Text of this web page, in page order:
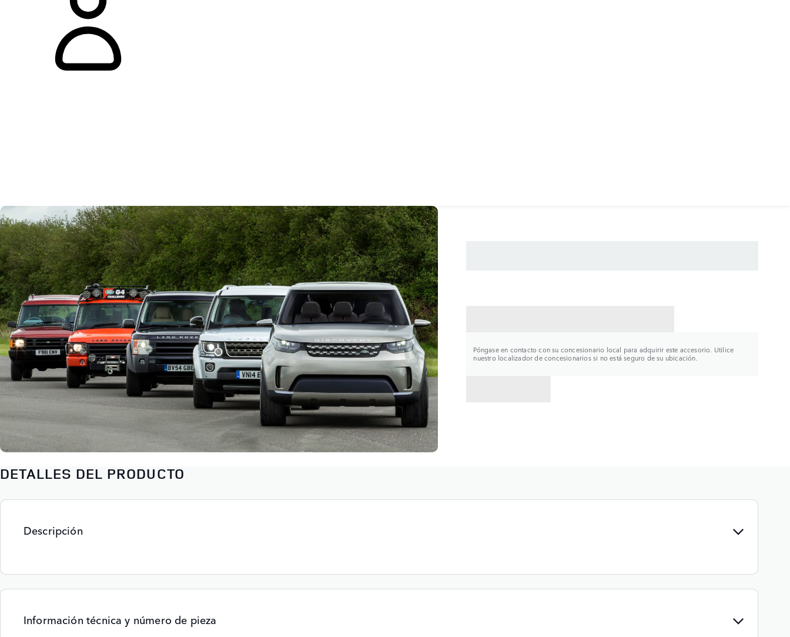
Póngase en contacto con su concesionario local para adquirir este accesorio. Utilice
nuestro localizador de concesionarios si no está seguro de su ubicación.
DETALLES DEL PRODUCTO
Descripción
Información técnica y número de pieza